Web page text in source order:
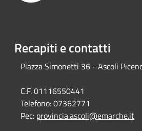
Recapiti e contatti
Piazza Simonetti 36 - Ascoli
C.F. 01116550441
Telefono:07362771
Pec: provincia.ascoli@emarche.it